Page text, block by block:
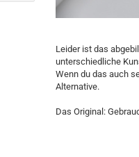
Leider ist das
unterschiedliche
Wenn du das auch
Alternative.
Das Original: